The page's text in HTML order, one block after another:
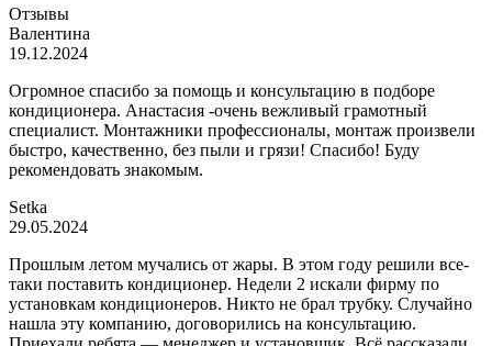
Отзывы
Валентина
19.12.2024
Огромное спасибо за помощь и консультацию в подборе
кондиционера. Анастасия -очень вежливый грамотный
специалист. Монтажники профессионалы, монтаж произвели
быстро, качественно, без пыли и грязи! Спасибо! Буду
рекомендовать знакомым.
Setka
29.05.2024
Прошлым летом мучались от жары. В этом году решили все-
таки поставить кондиционер. Недели 2 искали фирму по
установкам кондиционеров. Никто не брал трубку. Случайно
нашла эту компанию, договорились на консультацию.